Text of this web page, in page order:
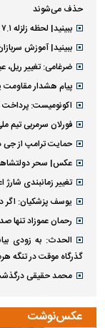
حذف می‌شوند
ببینید| لحظه زلزله ۷.۱ ریشتری ژاپن در یک اتاق عمل جراحی
ببینید| آموزش
ضرغامی: تغییر
پیام هشدار
اکونومیست: پرداخت
فورلان سرمربی تیم
حمایت ترامپ از جی
عکس| سحر
تغییر زمانبندی‌ شارژ
یوسف پزشکیان:
رحمان عموزاد تنها
الحدث: به زودی
گذرگاه موقت در تنگه
محمد حقیقی
عکس‌نوشت